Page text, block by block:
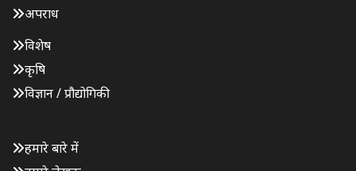
अपराध
विशेष
कृषि
विज्ञान / प्रौद्योगिकी
हमारे बारे में